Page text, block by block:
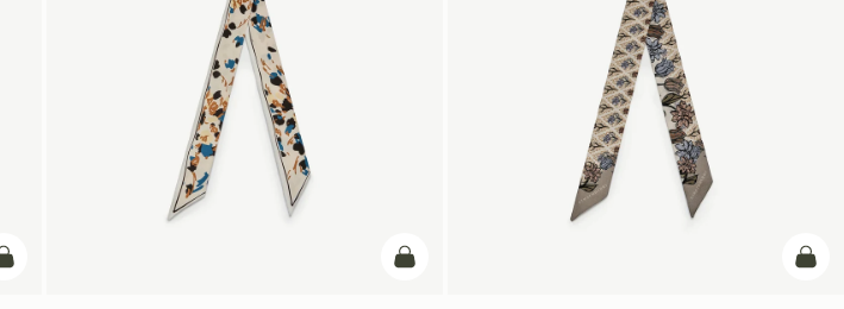
カートに追加 カートに追加 カー